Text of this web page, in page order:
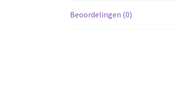
Beoordelingen (0)